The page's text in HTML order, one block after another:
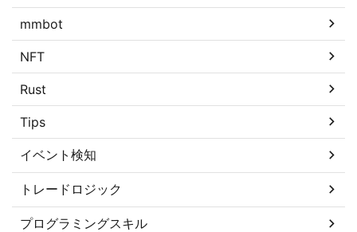
mmbot
NFT
Rust
Tips
イベント検知
トレードロジック
プログラミングスキル